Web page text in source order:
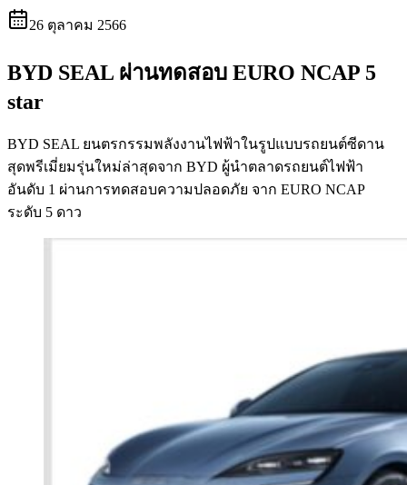
26 ตุลาคม 2566
BYD SEAL ผ่านทดสอบ EURO NCAP 5
star
BYD SEAL ยนตรกรรมพลังงานไฟฟ้าในรูปแบบรถยนต์ซีดาน
สุดพรีเมี่ยมรุ่นใหม่ล่าสุดจาก BYD ผู้นำตลาดรถยนต์ไฟฟ้า
อันดับ 1 ผ่านการทดสอบความปลอดภัย จาก EURO NCAP
ระดับ 5 ดาว